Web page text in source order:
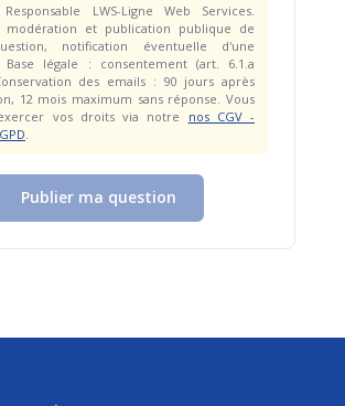
Responsable LWS-Ligne Web Services.
modération et publication publique de
notification éventuelle d'une
Base légale : consentement (art. 6.1.a
des emails : 90 jours après
12 mois maximum sans réponse. Vous
vos droits via notre nos CGV -
Publier ma question